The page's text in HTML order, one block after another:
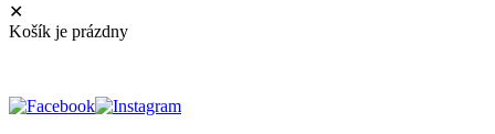
✕
Košík je prázdny